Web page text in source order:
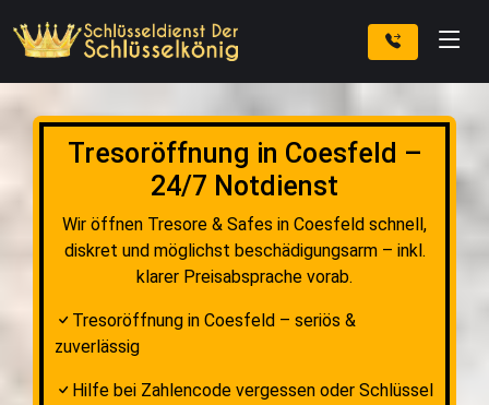
Tresoröffnung in Coesfeld –
24/7 Notdienst
Wir öffnen Tresore & Safes in Coesfeld schnell,
diskret und möglichst beschädigungsarm – inkl.
klarer Preisabsprache vorab.
Tresoröffnung in Coesfeld – seriös &
zuverlässig
Hilfe bei Zahlencode vergessen oder Schlüssel